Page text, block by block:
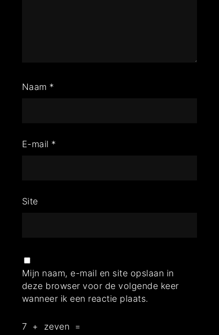
Naam *
E-mail *
Site
Mijn naam, e-mail en site opslaan in
deze browser voor de volgende keer
wanneer ik een reactie plaats.
7 + zeven =